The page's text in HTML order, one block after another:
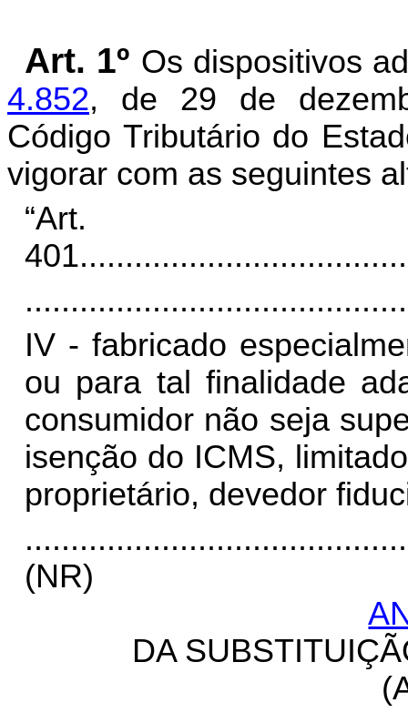
Art. 1º Os dispositivos
4.852, de 29 de
Código Tributário do
vigorar com as seguintes
“Art.
401
IV - fabricado
ou para tal finalidade
consumidor não seja
isenção do ICMS,
proprietário, devedor
(NR)
DA